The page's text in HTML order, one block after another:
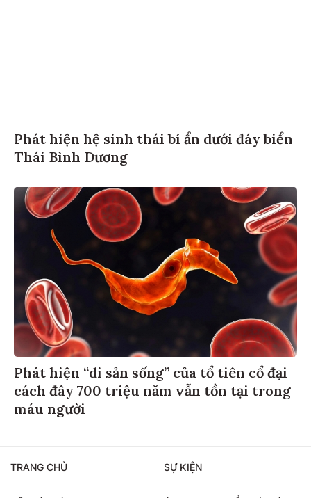
Phát hiện hệ sinh thái bí ẩn dưới đáy biển
Thái Bình Dương
Phát hiện “di sản sống” của tổ tiên cổ đại
cách đây 700 triệu năm vẫn tồn tại trong
máu người
TRANG CHỦ SỰ KIỆN